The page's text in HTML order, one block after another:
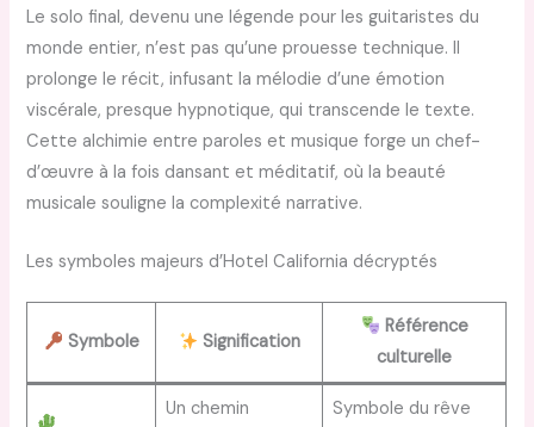
Le solo final, devenu une légende pour les guitaristes du
monde entier, n’est pas qu’une prouesse technique. Il
prolonge le récit, infusant la mélodie d’une émotion
viscérale, presque hypnotique, qui transcende le texte.
Cette alchimie entre paroles et musique forge un chef-
d’œuvre à la fois dansant et méditatif, où la beauté
musicale souligne la complexité narrative.
Les symboles majeurs d’Hotel California décryptés
Symbole Signification
Référence
culturelle
Un chemin
Symbole du rêve